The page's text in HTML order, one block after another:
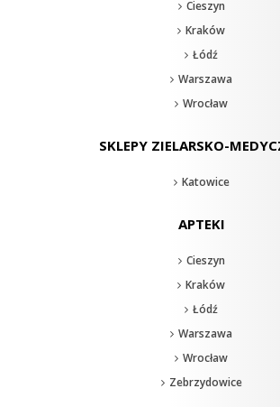
Cieszyn
Kraków
Łódź
Warszawa
Wrocław
SKLEPY ZIELARSKO-
Katowice
APTEKI
Cieszyn
Kraków
Łódź
Warszawa
Wrocław
Zebrzydowice